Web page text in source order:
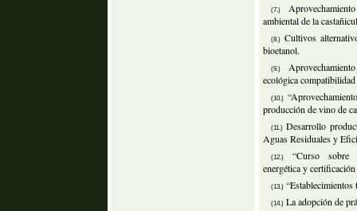
(7.)
ambiental de la
(8.) Cultivos
bioetanol.
(9.)
ecológica
(10.)
producción de vino de
(11.) Desarrollo
Aguas Residuales y
(12.)
“Curso sobre
energética y
(13.)
(14.) La adopción de